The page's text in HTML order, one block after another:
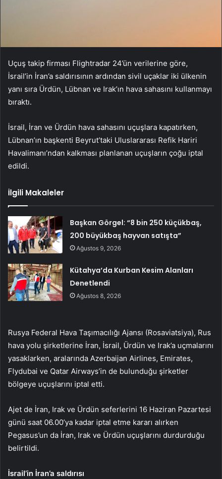
Uçuş takip firması Flightradar 24’ün verilerine göre,
İsrail’in İran’a saldırısının ardından sivil uçaklar iki ülkenin
yanı sıra Ürdün, Lübnan ve Irak’ın hava sahasını kullanmayı
bıraktı.
İsrail, İran ve Ürdün hava sahasını uçuşlara kapatırken,
Lübnan’ın başkenti Beyrut’taki Uluslararası Refik Hariri
Havalimanı’ndan kalkması planlanan uçuşların çoğu iptal
edildi.
İlgili Makaleler
Başkan Görgel: “8 bin 250 küçükbaş,
200 büyükbaş hayvan satışta”
Ağustos 9, 2026
Kütahya’da Kurban Kesim Alanları
Denetlendi
Ağustos 8, 2026
Rusya Federal Hava Taşımacılığı Ajansı (Rosaviatsiya), Rus
hava yolu şirketlerine İran, İsrail, Ürdün ve Irak’a uçmalarını
yasaklarken, aralarında Azerbaijan Airlines, Emirates,
Flydubai ve Qatar Airways’in de bulunduğu şirketler
bölgeye uçuşlarını iptal etti.
Ajet de İran, Irak ve Ürdün seferlerini 16 Haziran Pazartesi
günü saat 06.00’ya kadar iptal etme kararı alırken
Pegasus’un da İran, Irak ve Ürdün uçuşlarını durdurduğu
belirtildi.
İsrail’in İran’a saldırısı